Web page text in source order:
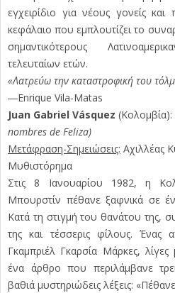
εγχειρίδιο για νέους γονείς
κεφάλαιο που εμπλουτίζει το
σημαντικότερους
τελευταίων ετών.
«Λατρεύω την καταστροφική του
―Enrique Vila-Matas
Juan Gabriel Vásquez (Κολομβία):
nombres de Feliza)
Μετάφραση-Σημειώσεις: Αχιλλέας
Μυθιστόρημα
Στις 8 Ιανουαρίου 1982, η
Μπουρστίν πέθανε ξαφνικά σε
Κατά τη στιγμή του θανάτου της,
της και τέσσερις φίλους.
Γκαμπριέλ Γκαρσία Μάρκες,
ένα άρθρο που περιλάμβανε
βαθιά μυστηριώδεις λέξεις: